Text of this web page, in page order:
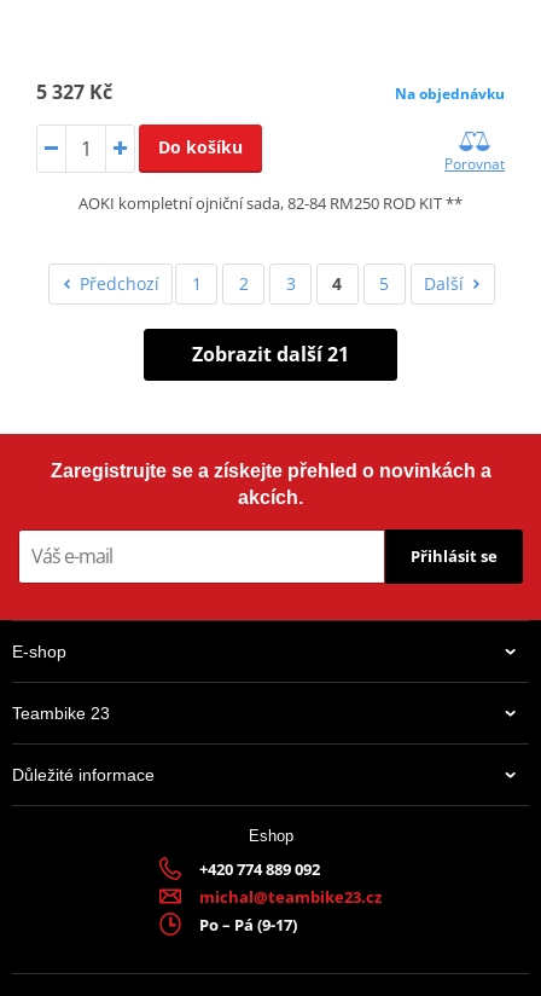
5 327 Kč Na objednávku
Do košíku
Porovnat
AOKI kompletní ojniční sada, 82-84 RM250 ROD KIT **
Předchozí 1 2 3 4 5 Další
Zobrazit další 21
Zaregistrujte se a získejte přehled o novinkách a
akcích.
Přihlásit se
E-shop
Teambike 23
Důležité informace
Eshop
+420 774 889 092
michal@teambike23.cz
Po – Pá (9-17)